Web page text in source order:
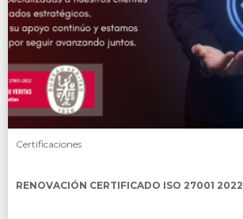
SABER MÁS
Certificaciones
RENOVACIÓN CERTIFICADO ISO 27001 2022